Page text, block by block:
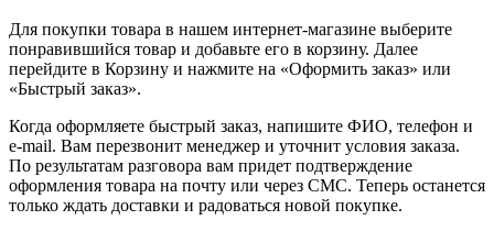
Для покупки товара в нашем интернет-магазине выберите
понравившийся товар и добавьте его в корзину. Далее
перейдите в Корзину и нажмите на «Оформить заказ» или
«Быстрый заказ».
Когда оформляете быстрый заказ, напишите ФИО, телефон и
e-mail. Вам перезвонит менеджер и уточнит условия заказа.
По результатам разговора вам придет подтверждение
оформления товара на почту или через СМС. Теперь останется
только ждать доставки и радоваться новой покупке.